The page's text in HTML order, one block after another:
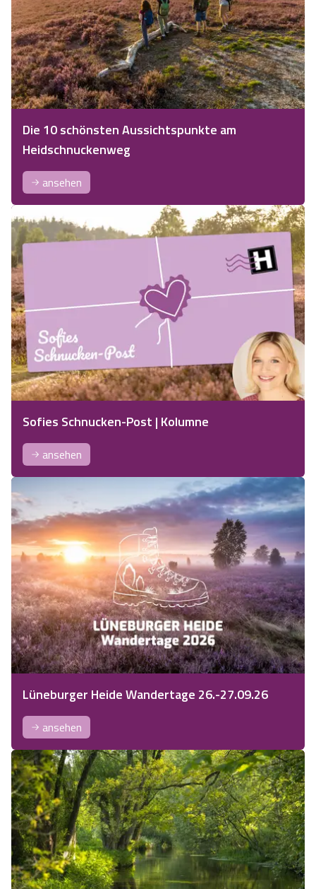
Die 10 schönsten Aussichtspunkte am
Heidschnuckenweg
ansehen
Sofies Schnucken-Post | Kolumne
ansehen
Lüneburger Heide Wandertage 26.-27.09.26
ansehen